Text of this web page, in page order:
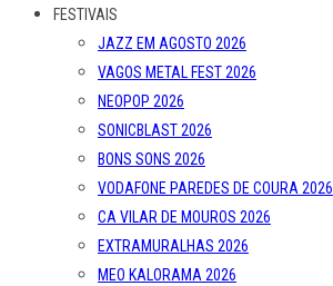
FESTIVAIS
JAZZ EM AGOSTO 2026
VAGOS METAL FEST 2026
NEOPOP 2026
SONICBLAST 2026
BONS SONS 2026
VODAFONE PAREDES DE COURA 2026
CA VILAR DE MOUROS 2026
EXTRAMURALHAS 2026
MEO KALORAMA 2026